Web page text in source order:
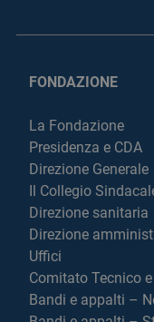
FONDAZIONE
La Fondazione
Presidenza e CDA
Direzione Generale
Il Collegio
Direzione sanitaria
Direzione
Uffici
Comitato Tecnico
Bandi e appalti –